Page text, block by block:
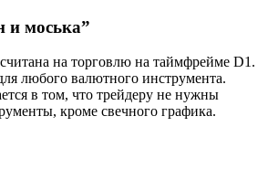
и моська”
на торговлю на таймфрейме D1.
любого валютного инструмента.
в том, что трейдеру не нужны
кроме свечного графика.